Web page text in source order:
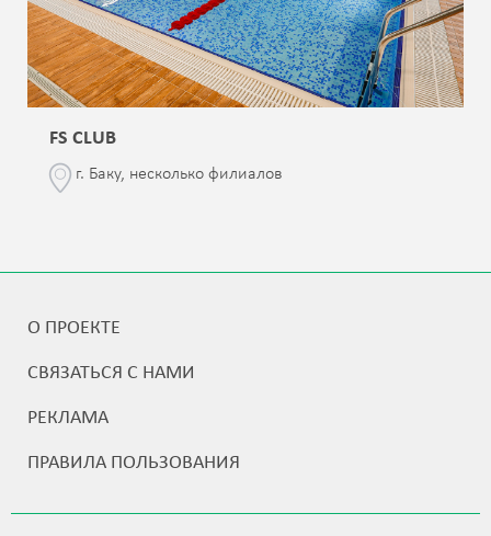
FS CLUB
г. Баку, несколько филиалов
О ПРОЕКТЕ
СВЯЗАТЬСЯ С НАМИ
РЕКЛАМА
ПРАВИЛА ПОЛЬЗОВАНИЯ